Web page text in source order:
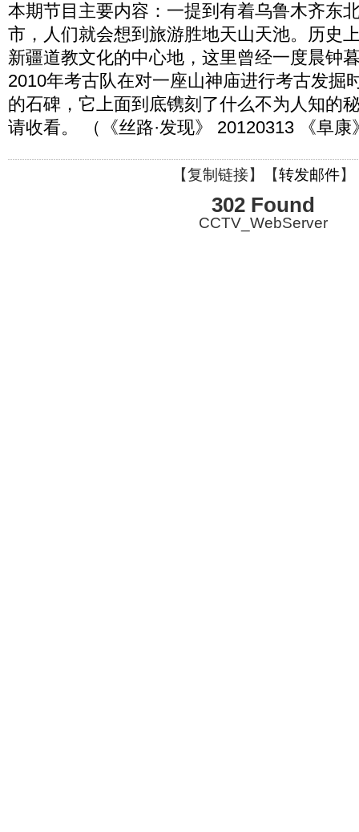
本期节目主要内容：一提到有着乌鲁木齐东
市，人们就会想到旅游胜地天山天池。历史
新疆道教文化的中心地，这里曾经一度晨钟
2010年考古队在对一座山神庙进行考古发掘
的石碑，它上面到底镌刻了什么不为人知的
请收看。 （《丝路·发现》 20120313 《阜康
【复制链接】【转发邮件】
302 Found
CCTV_WebServer